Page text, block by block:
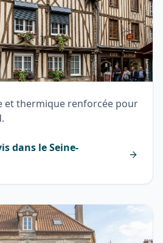
et thermique renforcée pour
dans leSeine-